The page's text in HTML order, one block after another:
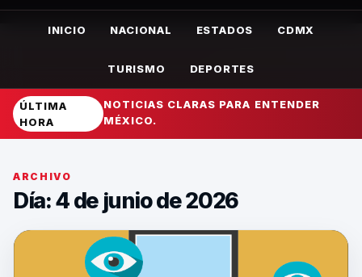
INICIO NACIONAL ESTADOS CDMX
TURISMO DEPORTES
ÚLTIMA
HORA
NOTICIAS CLARAS PARA ENTENDER
MÉXICO.
ARCHIVO
Día: 4 de junio de 2026